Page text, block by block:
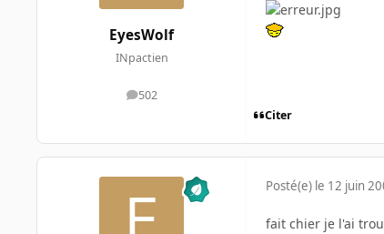
EyesWolf
INpactien
502
messages
Citer
Posté(e) le 12 juin
fait chier je l'ai